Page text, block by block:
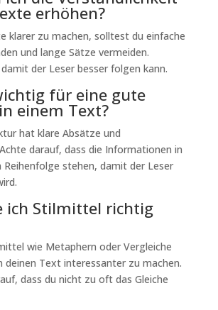
erhöhen?
klarer zu machen, solltest du einfache
und lange Sätze vermeiden.
der Leser besser folgen kann.
für eine gute
einem Text?
hat klare Absätze und
darauf, dass die Informationen in
Reihenfolge stehen, damit der Leser
ich Stilmittel richtig
wie Metaphern oder Vergleiche
deinen Text interessanter zu machen.
dass du nicht zu oft das Gleiche